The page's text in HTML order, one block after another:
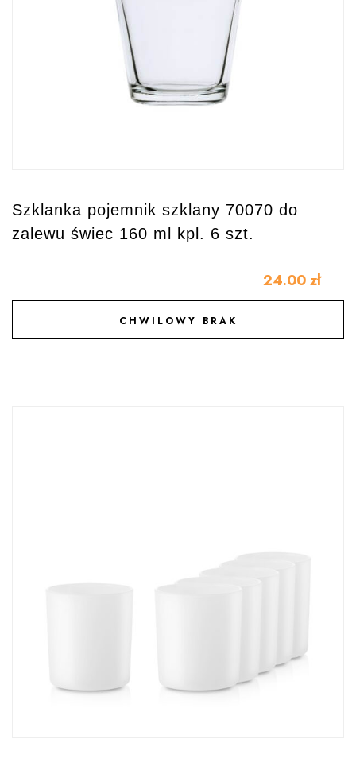
Szklanka pojemnik szklany 70070 do
zalewu świec 160 ml kpl. 6 szt.
24.00 zł
CHWILOWY BRAK
DODAJ DO ULUBIONYCH